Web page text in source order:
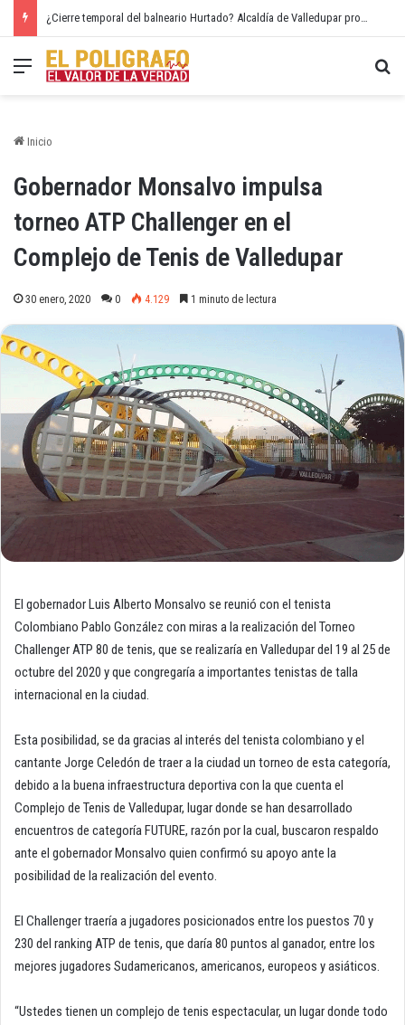
¿Cierre temporal del balneario Hurtado? Alcaldía de Valledupar propone recuperar el río Guatapurí
Menú
Inicio
Gobernador Monsalvo impulsa
torneo ATP Challenger en el
Complejo de Tenis de Valledupar
30 enero, 2020 0 4.129 1 minuto de lectura
El gobernador Luis Alberto Monsalvo se reunió con el tenista
Colombiano Pablo González con miras a la realización del Torneo
Challenger ATP 80 de tenis, que se realizaría en Valledupar del 19 al 25 de
octubre del 2020 y que congregaría a importantes tenistas de talla
internacional en la ciudad.
Esta posibilidad, se da gracias al interés del tenista colombiano y el
cantante Jorge Celedón de traer a la ciudad un torneo de esta categoría,
debido a la buena infraestructura deportiva con la que cuenta el
Complejo de Tenis de Valledupar, lugar donde se han desarrollado
encuentros de categoría FUTURE, razón por la cual, buscaron respaldo
ante el gobernador Monsalvo quien confirmó su apoyo ante la
posibilidad de la realización del evento.
El Challenger traería a jugadores posicionados entre los puestos 70 y
230 del ranking ATP de tenis, que daría 80 puntos al ganador, entre los
mejores jugadores Sudamericanos, americanos, europeos y asiáticos.
“Ustedes tienen un complejo de tenis espectacular, un lugar donde todo